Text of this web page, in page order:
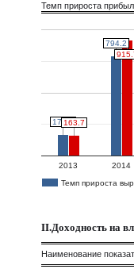
Темп прироста
Темп прироста
2013 2014
170.5
170.5
794.2
794.2
163.7
163.7
II.Доходность на
Наименование